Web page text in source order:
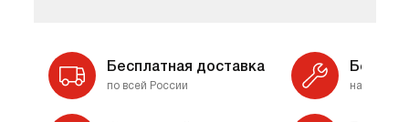
Бесплатная доставка
по всей России на